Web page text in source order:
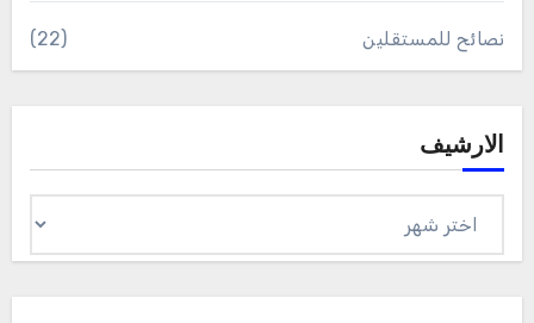
نصائح للمستقلين (22)
الارشيف